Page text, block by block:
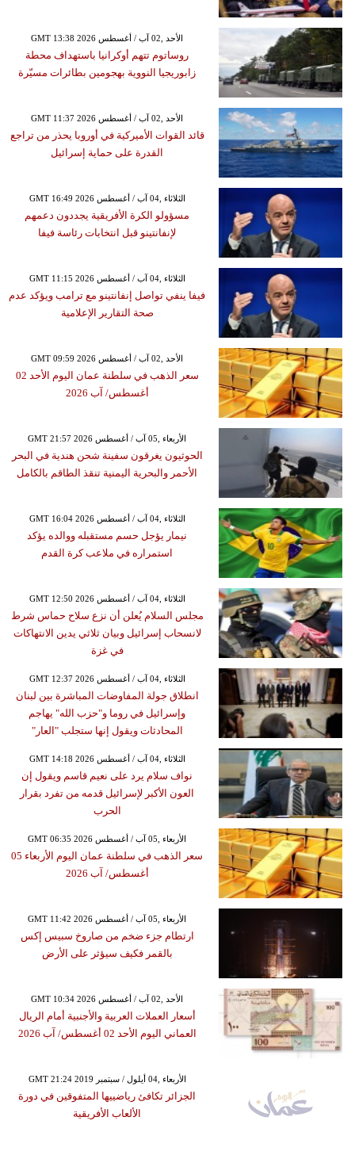
GMT 13:38 2026 الأحد ,02 آب / أغسطس
روساتوم تتهم أوكرانيا باستهداف محطة
زابوريجيا النووية بهجومين بطائرات مسيّرة
GMT 11:37 2026 الأحد ,02 آب / أغسطس
قائد القوات الأميركية في أوروبا يحذر من تراجع
القدرة على حماية إسرائيل
GMT 16:49 2026 الثلاثاء ,04 آب / أغسطس
مسؤولو الكرة الأفريقية يجددون دعمهم
لإنفانتينو قبل انتخابات رئاسة فيفا
GMT 11:15 2026 الثلاثاء ,04 آب / أغسطس
فيفا ينفي تواصل إنفانتينو مع ترامب ويؤكد عدم
صحة التقارير الإعلامية
GMT 09:59 2026 الأحد ,02 آب / أغسطس
سعر الذهب في سلطنة عمان اليوم الأحد 02
أغسطس/ آب 2026
GMT 21:57 2026 الأربعاء ,05 آب / أغسطس
الحوثيون يغرقون سفينة شحن هندية في البحر
الأحمر والبحرية اليمنية تنقذ الطاقم بالكامل
GMT 16:04 2026 الثلاثاء ,04 آب / أغسطس
نيمار يؤجل حسم مستقبله ووالده يؤكد
استمراره في ملاعب كرة القدم
GMT 12:50 2026 الثلاثاء ,04 آب / أغسطس
مجلس السلام يُعلن أن نزع سلاح حماس شرط
لانسحاب إسرائيل وبيان ثلاثي يدين الانتهاكات
في غزة
GMT 12:37 2026 الثلاثاء ,04 آب / أغسطس
انطلاق جولة المفاوضات المباشرة بين لبنان
وإسرائيل في روما و"حزب الله" يهاجم
المحادثات ويقول إنها ستجلب "العار"
GMT 14:18 2026 الثلاثاء ,04 آب / أغسطس
نواف سلام يرد على نعيم قاسم ويقول إن
العون الأكبر لإسرائيل قدمه من تفرد بقرار
الحرب
GMT 06:35 2026 الأربعاء ,05 آب / أغسطس
سعر الذهب في سلطنة عمان اليوم الأربعاء 05
أغسطس/ آب 2026
GMT 11:42 2026 الأربعاء ,05 آب / أغسطس
ارتطام جزء ضخم من صاروخ سبيس إكس
بالقمر فكيف سيؤثر على الأرض
GMT 10:34 2026 الأحد ,02 آب / أغسطس
أسعار العملات العربية والأجنبية أمام الريال
العماني اليوم الأحد 02 أغسطس/ آب 2026
GMT 21:24 2019 الأربعاء ,04 أيلول / سبتمبر
الجزائر تكافئ رياضييها المتفوقين في دورة
الألعاب الأفريقية